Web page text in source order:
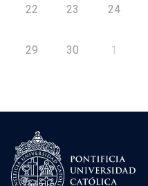
22 23 24
29 30 1